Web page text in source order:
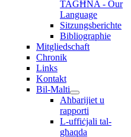
TAGĦNA - Our
Language
Sitzungsberichte
Bibliographie
Mitgliedschaft
Chronik
Links
Kontakt
Bil-Malti
Aħbarijiet u
rapporti
L-uffiċjali tal-
għaqda